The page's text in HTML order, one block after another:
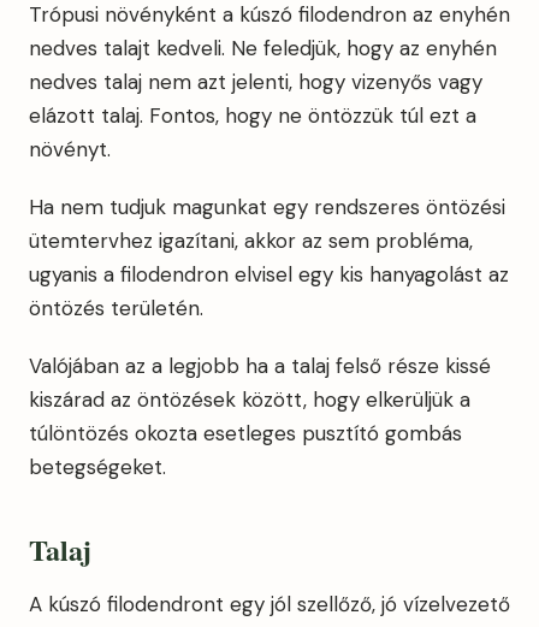
Trópusi növényként a kúszó filodendron az enyhén
nedves talajt kedveli. Ne feledjük, hogy az enyhén
nedves talaj nem azt jelenti, hogy vizenyős vagy
elázott talaj. Fontos, hogy ne öntözzük túl ezt a
növényt.
Ha nem tudjuk magunkat egy rendszeres öntözési
ütemtervhez igazítani, akkor az sem probléma,
ugyanis a filodendron elvisel egy kis hanyagolást az
öntözés területén.
Valójában az a legjobb ha a talaj felső része kissé
kiszárad az öntözések között, hogy elkerüljük a
túlöntözés okozta esetleges pusztító gombás
betegségeket.
Talaj
A kúszó filodendront egy jól szellőző, jó vízelvezető